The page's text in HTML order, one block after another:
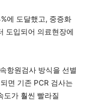
에 도달했고, 중증화
도입되어 의료현장에
항원검사 방식을 선별
면 기존 PCR 검사는
도가 훨씬 빨라질